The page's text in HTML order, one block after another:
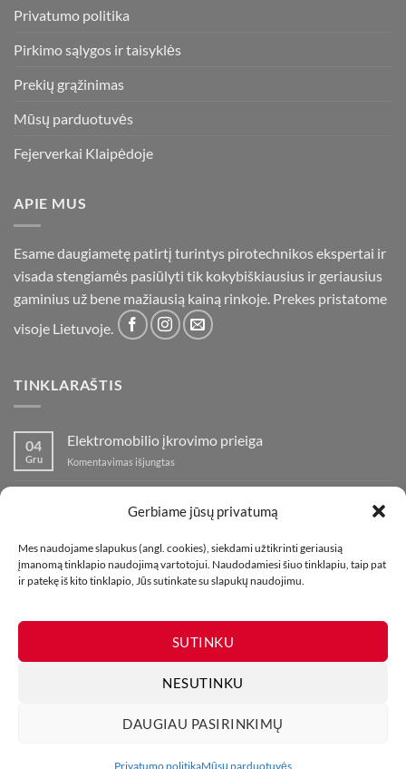
Gerbiame jūsų privatumą
Mes naudojame slapukus (angl. cookies), siekdami užtikrinti geriausią
įmanomą tinklapio naudojimą vartotojui. Naudodamiesi šiuo tinklapiu, taip pat
ir patekę iš kito tinklapio, Jūs sutinkate su slapukų naudojimu.
SUTINKU
NESUTINKU
DAUGIAU PASIRINKIMŲ
Privatumo politikaMūsų parduotuvės
Privatumo politika
Pirkimo sąlygos ir taisyklės
Prekių grąžinimas
Mūsų parduotuvės
Fejerverkai Klaipėdoje
APIE MUS
Esame daugiametę patirtį turintys pirotechnikos ekspertai ir
visada stengiamės pasiūlyti tik kokybiškiausius ir geriausius
gaminius už bene mažiausią kainą rinkoje. Prekes pristatome
visoje Lietuvoje.
TINKLARAŠTIS
04
Gru
Elektromobilio įkrovimo prieiga
Komentavimas išjungtas
prieiga
įraše
fejerverkų
parduotuvė
Klaipedoje!
01
Lap
Kaip fotografuoti fejerverkus
Komentavimas išjungtasįraše
MŪSŲ PARDUOTUVĖS KONTAKTAI TINKLARAŠTIS